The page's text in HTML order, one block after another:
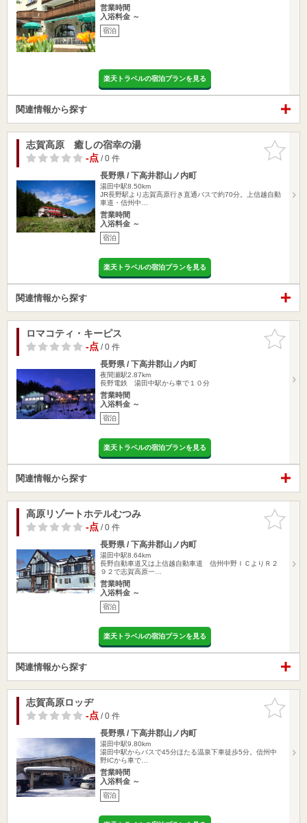
営業時間
入浴料金 ～
宿泊
楽天トラベルの宿泊プランを見る
関連情報から探す
お気に入
りに追加
志賀高原 癒しの宿幸の湯
-点/ 0 件
長野県 / 下高井郡山ノ内町
湯田中駅8.50km
JR長野駅より志賀高原行き直通バスで約70分。上信越自動
車道・信州中…
営業時間
入浴料金 ～
宿泊
楽天トラベルの宿泊プランを見る
関連情報から探す
お気に入
りに追加
ロマコティ・キーピス
-点/ 0 件
長野県 / 下高井郡山ノ内町
夜間瀬駅2.87km
長野電鉄 湯田中駅から車で１０分
営業時間
入浴料金 ～
宿泊
楽天トラベルの宿泊プランを見る
関連情報から探す
お気に入
りに追加
高原リゾートホテルむつみ
-点/ 0 件
長野県 / 下高井郡山ノ内町
湯田中駅8.64km
長野自動車道又は上信越自動車道 信州中野ＩＣよりＲ２
９２で志賀高原一…
営業時間
入浴料金 ～
宿泊
楽天トラベルの宿泊プランを見る
関連情報から探す
お気に入
りに追加
志賀高原ロッヂ
-点/ 0 件
長野県 / 下高井郡山ノ内町
湯田中駅9.80km
湯田中駅からバスで45分ほたる温泉下車徒歩5分。信州中
野ICから車で…
営業時間
入浴料金 ～
宿泊